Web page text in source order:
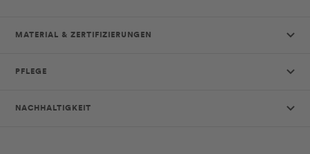
MATERIAL & ZERTIFIZIERUNGEN
PFLEGE
NACHHALTIGKEIT